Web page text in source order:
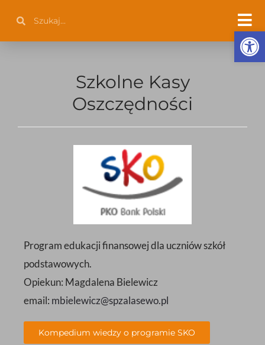
treści
Szkolne Kasy
Oszczędności
Program edukacji finansowej dla uczniów szkół
podstawowych.
Opiekun: Magdalena Bielewicz
email: mbielewicz@spzalasewo.pl
Kompedium wiedzy o programie SKO